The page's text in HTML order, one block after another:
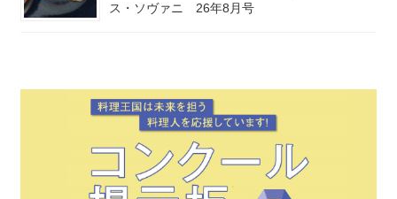
ス・ソヴァニ 26年8月号